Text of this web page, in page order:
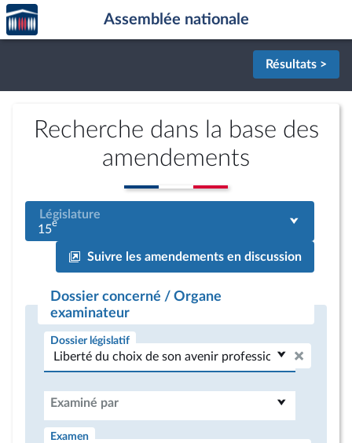
Aller au contenu
Aller en bas de la page
Accèder
à la
page
Assemblée nationale
Résultats >
Recherche dans la base des
amendements
Législature
15e
Suivre les amendements en discussion
Dossier concerné / Organe
examinateur
Dossier législatif
Examiné par
Examen